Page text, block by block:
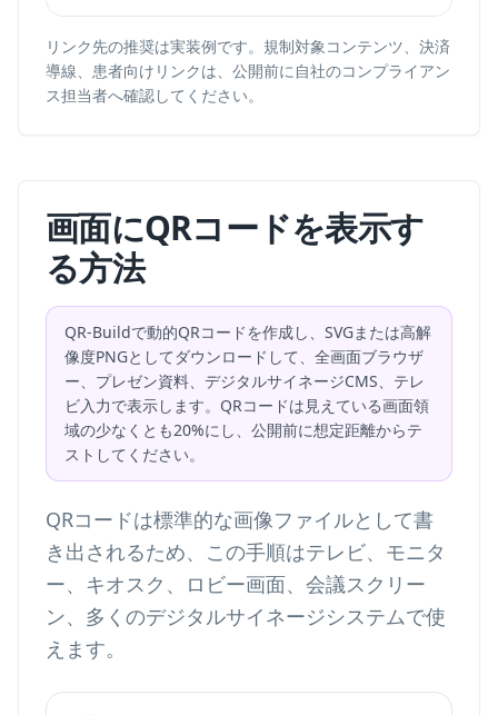
リンク先の推奨は実装例です。規制対象コンテンツ、決済
導線、患者向けリンクは、公開前に自社のコンプライアン
ス担当者へ確認してください。
画面にQRコードを表示す
る方法
QR-Buildで動的QRコードを作成し、SVGまたは高解
像度PNGとしてダウンロードして、全画面ブラウザ
ー、プレゼン資料、デジタルサイネージCMS、テレ
ビ入力で表示します。QRコードは見えている画面領
域の少なくとも20%にし、公開前に想定距離からテ
ストしてください。
QRコードは標準的な画像ファイルとして書
き出されるため、この手順はテレビ、モニタ
ー、キオスク、ロビー画面、会議スクリー
ン、多くのデジタルサイネージシステムで使
えます。